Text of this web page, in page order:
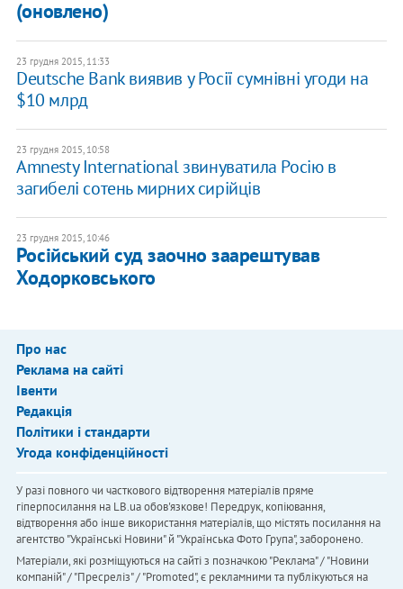
(оновлено)
23 грудня 2015, 11:33
Deutsche Bank виявив у Росії сумнівні угоди на
$10 млрд
23 грудня 2015, 10:58
Amnesty International звинуватила Росію в
загибелі сотень мирних сирійців
23 грудня 2015, 10:46
Російський суд заочно заарештував
Ходорковського
Про нас
Реклама на сайті
Івенти
Редакція
Політики і стандарти
Угода конфіденційності
У разі повного чи часткового відтворення матеріалів пряме
гіперпосилання на LB.ua обов'язкове! Передрук, копіювання,
відтворення або інше використання матеріалів, що містять посилання на
агентство "Українськi Новини" й "Українська Фото Група", заборонено.
Матеріали, які розміщуються на сайті з позначкою "Реклама" / "Новини
компаній" / "Пресреліз" / "Promoted", є рекламними та публікуються на